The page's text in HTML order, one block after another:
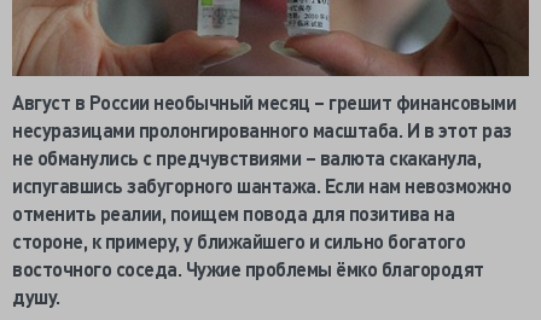
Август в России необычный месяц – грешит финансовыми
несуразицами пролонгированного масштаба. И в этот раз
не обманулись с предчувствиями – валюта скаканула,
испугавшись забугорного шантажа. Если нам невозможно
отменить реалии, поищем повода для позитива на
стороне, к примеру, у ближайшего и сильно богатого
восточного соседа. Чужие проблемы ёмко благородят
душу.